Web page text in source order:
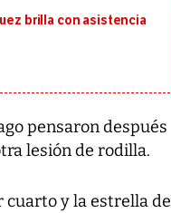
brilla con asistencia
pensaron después
lesión de rodilla.
cuarto y la estrella de